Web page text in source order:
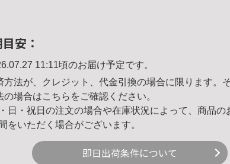
安：
11:11頃のお届け予定です。
方法が、クレジット、代金引換の場合に限ります。
の場合はこちら をご確認ください。
日・祝日の注文の場合や在庫状況によって、商品の
をいただく場合がございます。
即日出荷条件について